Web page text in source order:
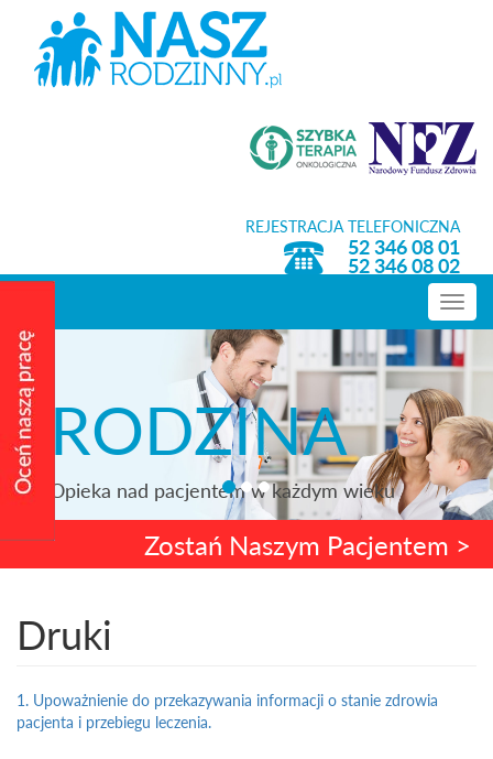
REJESTRACJA TELEFONICZNA
52 346 08 01
52 346 08 02
Toggle
RODZINA
Opieka nad pacjentem w każdym wieku
Zostań Naszym Pacjentem >
Druki
1. Upoważnienie do przekazywania informacji o stanie zdrowia
pacjenta i przebiegu leczenia.